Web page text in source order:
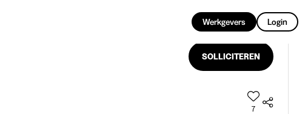
Werkgevers Login
SOLLICITEREN
7